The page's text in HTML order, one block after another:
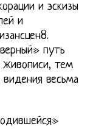
и эскизы
и
путь
живописи, тем
весьма